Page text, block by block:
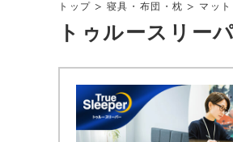
トップ 寝具・布団・枕 マット
トゥルースリー